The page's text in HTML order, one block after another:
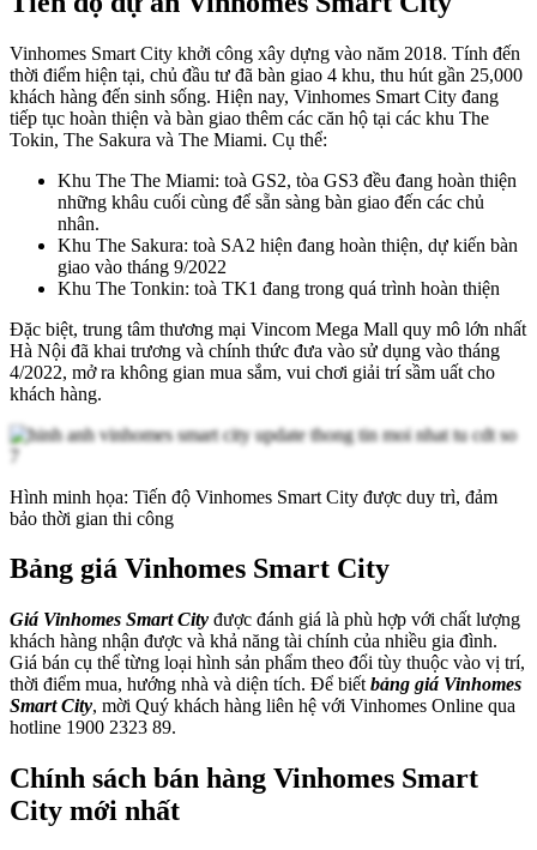
Vinhomes Smart City khởi công xây dựng vào năm 2018. Tính đến
thời điểm hiện tại, chủ đầu tư đã bàn giao 4 khu, thu hút gần 25,000
khách hàng đến sinh sống. Hiện nay, Vinhomes Smart City đang
tiếp tục hoàn thiện và bàn giao thêm các căn hộ tại các khu The
Tokin, The Sakura và The Miami. Cụ thể:
Khu The The Miami: toà GS2, tòa GS3 đều đang hoàn thiện
những khâu cuối cùng để sẵn sàng bàn giao đến các chủ
nhân.
Khu The Sakura: toà SA2 hiện đang hoàn thiện, dự kiến bàn
giao vào tháng 9/2022
Khu The Tonkin: toà TK1 đang trong quá trình hoàn thiện
Đặc biệt, trung tâm thương mại Vincom Mega Mall quy mô lớn nhất
Hà Nội đã khai trương và chính thức đưa vào sử dụng vào tháng
4/2022, mở ra không gian mua sắm, vui chơi giải trí sầm uất cho
khách hàng.
Hình minh họa: Tiến độ Vinhomes Smart City được duy trì, đảm
bảo thời gian thi công
Bảng giá Vinhomes Smart City
Giá Vinhomes Smart City được đánh giá là phù hợp với chất lượng
khách hàng nhận được và khả năng tài chính của nhiều gia đình.
Giá bán cụ thể từng loại hình sản phẩm theo đổi tùy thuộc vào vị trí,
thời điểm mua, hướng nhà và diện tích. Để biết bảng giá Vinhomes
Smart City, mời Quý khách hàng liên hệ với Vinhomes Online qua
hotline 1900 2323 89.
Chính sách bán hàng Vinhomes Smart
City mới nhất